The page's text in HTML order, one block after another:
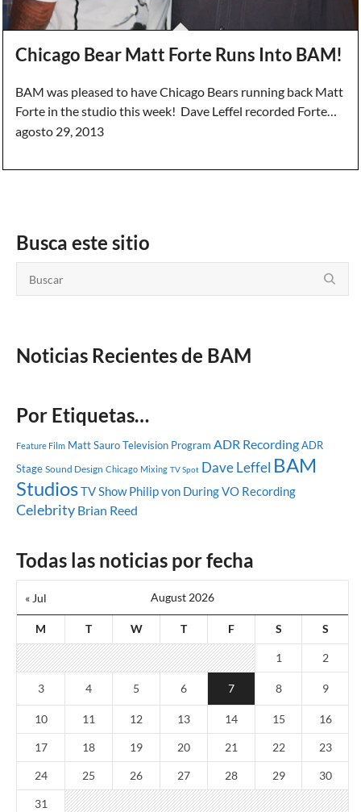
Chicago Bear Matt Forte Runs Into BAM!
BAM was pleased to have Chicago Bears running back Matt
Forte in the studio this week! Dave Leffel recorded Forte…
agosto 29, 2013
Busca este sitio
Noticias Recientes de BAM
Por Etiquetas…
Feature Film Matt SauroTelevision Program ADR RecordingADR
Stage Sound Design Chicago Mixing TV Spot Dave Leffel BAM
StudiosTV Show Philip von DuringVO Recording
Celebrity Brian Reed
Todas las noticias por fecha
August 2026
M T W T F S S
« Jul
1 2
3 4 5 6 7 8 9
10 11 12 13 14 15 16
17 18 19 20 21 22 23
24 25 26 27 28 29 30
31